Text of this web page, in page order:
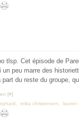
tlsp. Cet épisode de
un peu marre des
du reste du groupe,
[#]
erika christensen lauren